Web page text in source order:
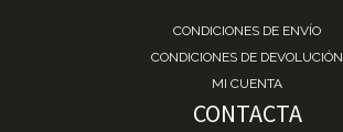
CONDICIONES DE ENVÍO
CONDICIONES DE DEVOLUCIÓN
MI CUENTA
CONTACTA